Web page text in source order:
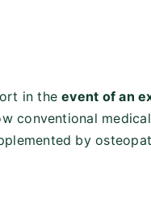
in theevent of an
conventional
by